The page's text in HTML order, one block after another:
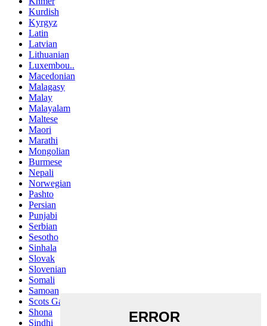
Kurdish
Kyrgyz
Latin
Latvian
Lithuanian
Luxembou..
Macedonian
Malagasy
Malay
Malayalam
Maltese
Maori
Marathi
Mongolian
Burmese
Nepali
Norwegian
Pashto
Persian
Punjabi
Serbian
Sesotho
Sinhala
Slovak
Slovenian
Somali
Samoan
Scots Gaelic
Shona
Sindhi